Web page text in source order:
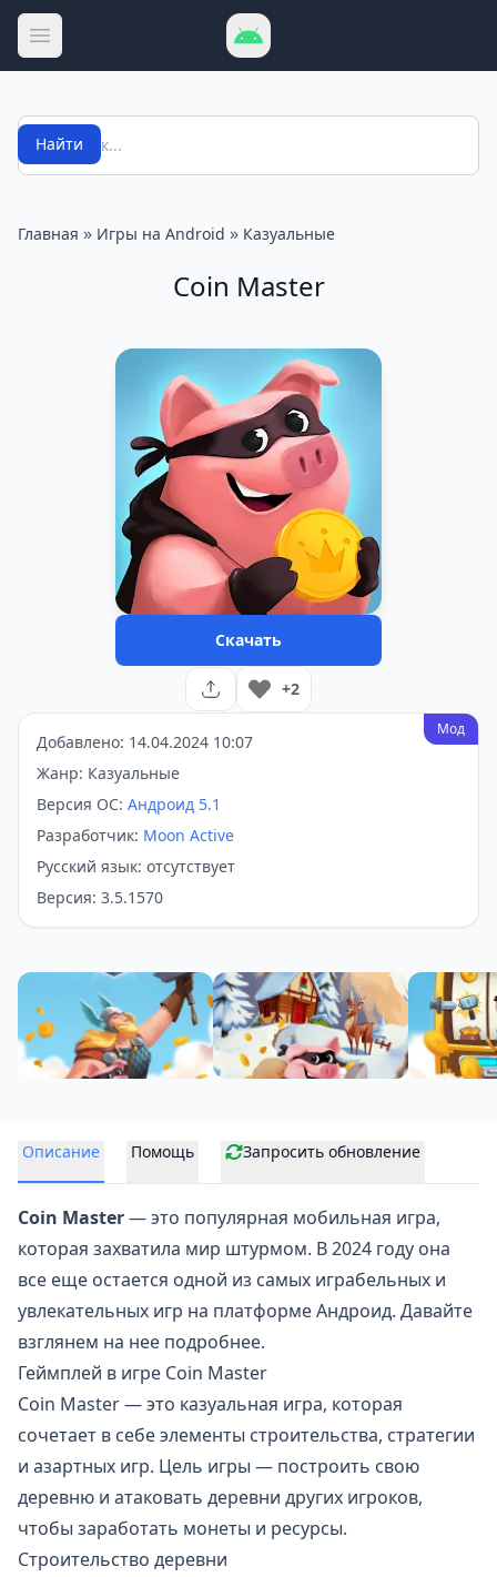
Открыть меню
Поиск
Найти
Главная » Игры на Android » Казуальные
Coin Master
Скачать
+2
Мод
Добавлено: 14.04.2024 10:07
Жанр: Казуальные
Версия ОС: Андроид 5.1
Разработчик: Moon Active
Русский язык: отсутствует
Версия: 3.5.1570
Описание Помощь Запросить обновление
Coin Master— это популярная мобильная игра,
которая захватила мир штурмом. В 2024 году она
все еще остается одной из самых играбельных и
увлекательных игр на платформе Андроид. Давайте
взглянем на нее подробнее.
Геймплей в игре Coin Master
Coin Master — это казуальная игра, которая
сочетает в себеэлементы строительства, стратегии
и азартных игр. Цель игры — построить свою
деревню и атаковать деревни других игроков,
чтобы заработать монеты и ресурсы.
Строительство деревни